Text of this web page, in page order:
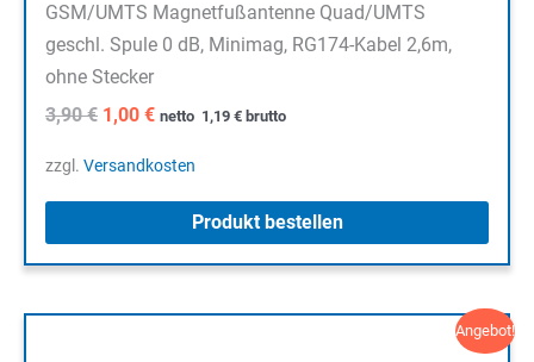
GSM/UMTS Magnetfußantenne Quad/UMTS
geschl. Spule 0 dB, Minimag, RG174-Kabel 2,6m,
ohne Stecker
3,90€ Ursprünglicher
war:
1,00 €Aktueller
ist:
netto 1,19 € brutto
zzgl. Versandkosten
Produkt bestellen
Angebot!